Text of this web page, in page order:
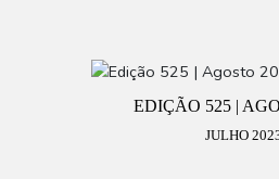
EDIÇÃO 525 |
JULHO